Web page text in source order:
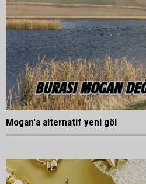
Mogan'a alternatif yeni göl